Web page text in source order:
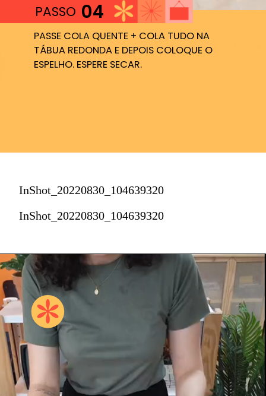
04
PASSE COLA QUENTE + COLA TUDO NA
TÁBUA REDONDA E DEPOIS COLOQUE O
ESPELHO. ESPERE SECAR.
PASSO
InShot_20220830_104639320
InShot_20220830_104639320